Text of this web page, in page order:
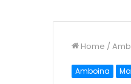
Home /
Amboina